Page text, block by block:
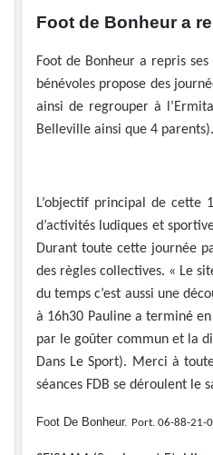
Foot de Bonheur a
Foot de Bonheur a repris
bénévoles propose des
ainsi de regrouper à
Belleville ainsi que 4 parents).
L’objectif principal de cette
d’activités ludiques et
Durant toute cette journée
des règles collectives. « Le
du temps c’est aussi une
à 16h30 Pauline a terminé
par le goûter commun et la
Dans Le Sport). Merci à
séances FDB se déroulent le
Foot De Bonheur. Port. 06-88-21-